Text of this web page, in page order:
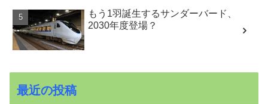
もう1羽誕生するサンダーバード、
2030年度登場？
最近の投稿